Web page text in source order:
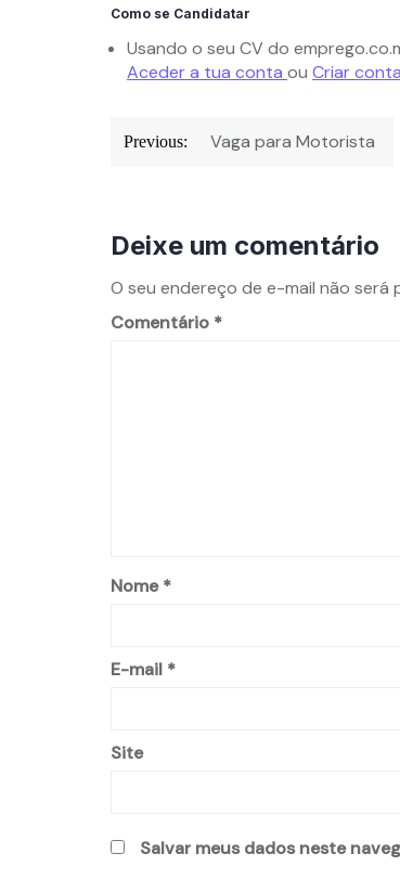
Como se Candidatar
Usando o seu CV do
Aceder a tua conta ou Criar conta
Navegação
Previous: Vaga para Motorista
Deixe um comentário
O seu endereço de e-mail não será
Comentário *
Nome*
E-mail *
Site
Salvar meus dados neste